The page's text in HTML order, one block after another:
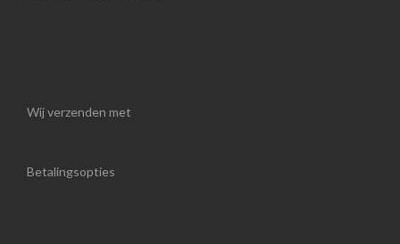
Wij verzenden met
Betalingsopties